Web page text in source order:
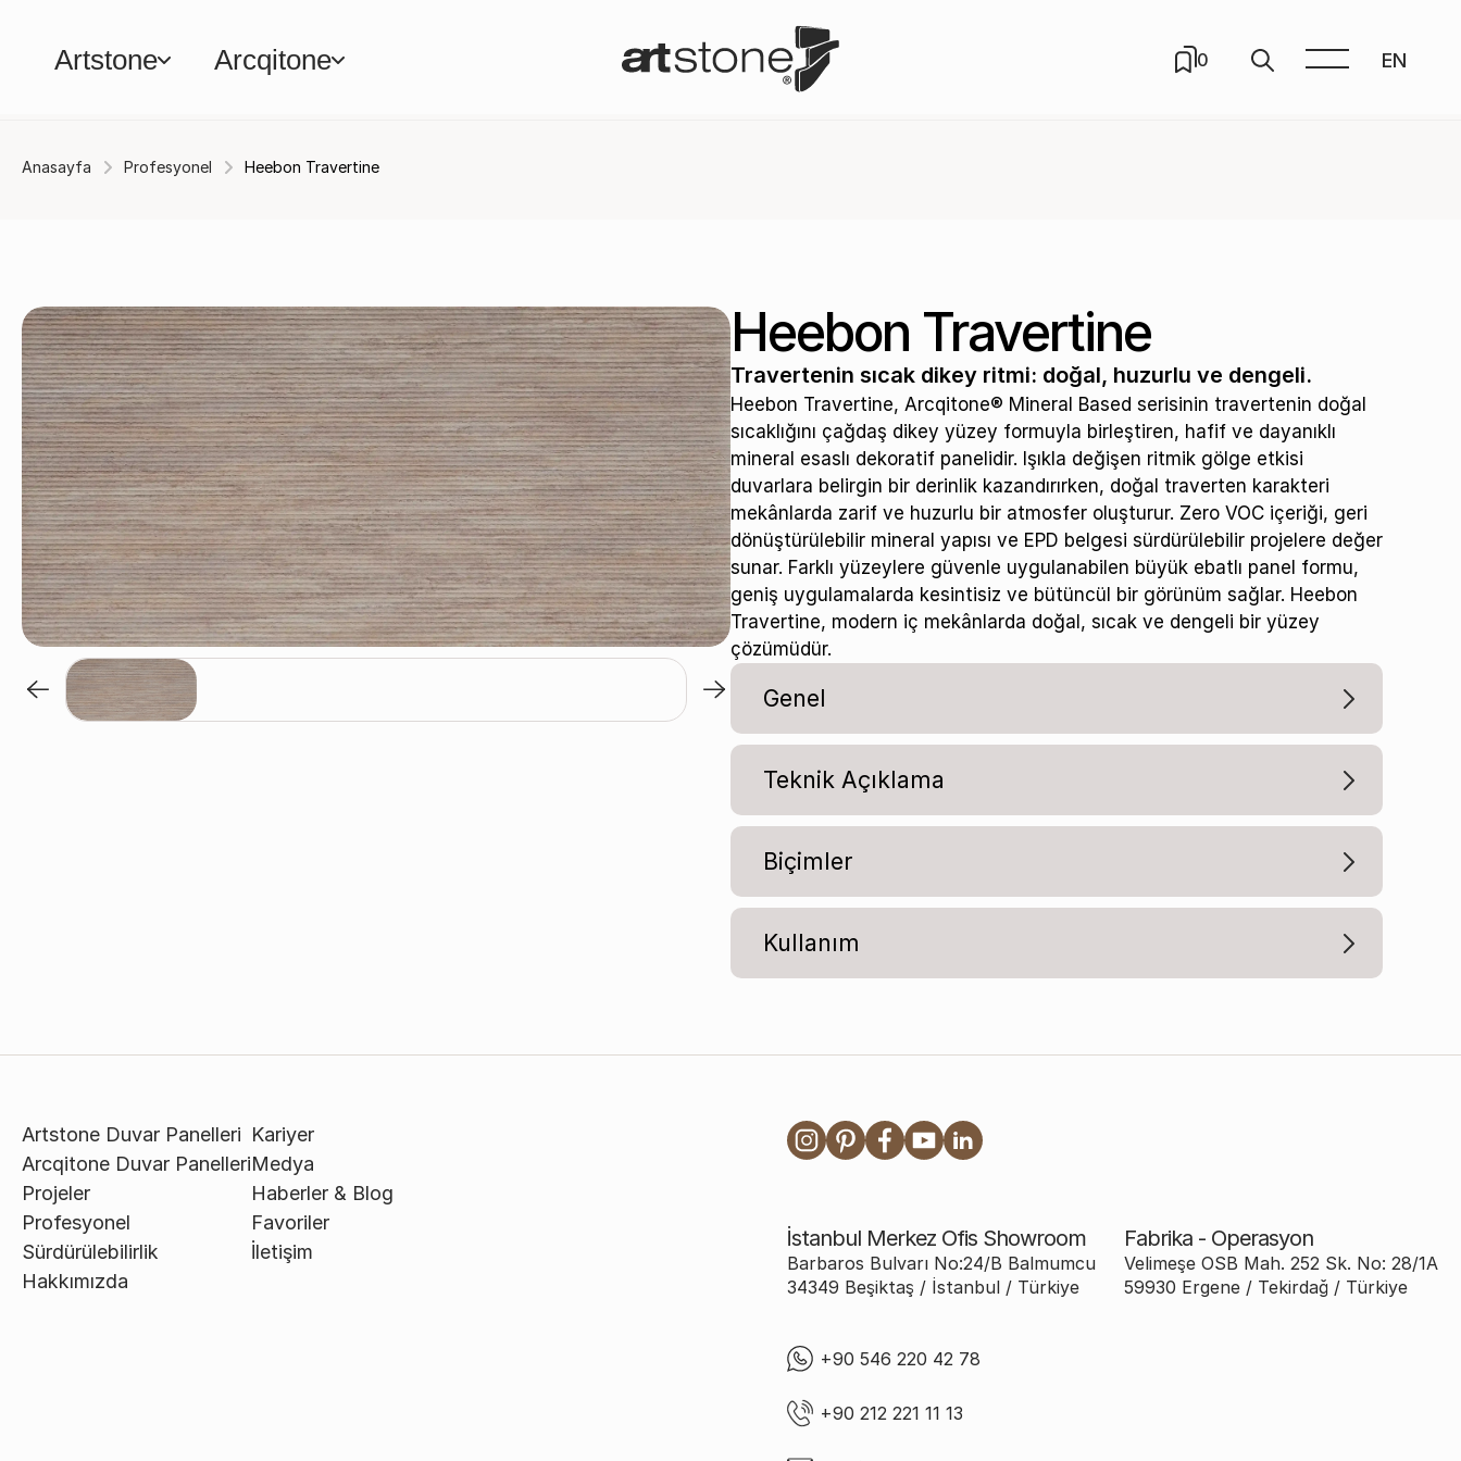
Artstone Arcqitone 0 EN
Anasayfa Profesyonel Heebon Travertine
Noce / MBT162
Persian / MBT163
Heebon Travertine
Travertenin sıcak dikey ritmi: doğal, huzurlu ve dengeli.
Heebon Travertine, Arcqitone® Mineral Based serisinin travertenin doğal
sıcaklığını çağdaş dikey yüzey formuyla birleştiren, hafif ve dayanıklı
mineral esaslı dekoratif panelidir. Işıkla değişen ritmik gölge etkisi
duvarlara belirgin bir derinlik kazandırırken, doğal traverten karakteri
mekânlarda zarif ve huzurlu bir atmosfer oluşturur. Zero VOC içeriği, geri
dönüştürülebilir mineral yapısı ve EPD belgesi sürdürülebilir projelere değer
sunar. Farklı yüzeylere güvenle uygulanabilen büyük ebatlı panel formu,
geniş uygulamalarda kesintisiz ve bütüncül bir görünüm sağlar. Heebon
Travertine, modern iç mekânlarda doğal, sıcak ve dengeli bir yüzey
çözümüdür.
Genel
Teknik Açıklama
Biçimler
Kullanım
Artstone Duvar Panelleri
Arcqitone Duvar Panelleri
Projeler
Profesyonel
Sürdürülebilirlik
Hakkımızda
Kariyer
Medya
Haberler & Blog
Favoriler
İletişim
İstanbul Merkez Ofis Showroom
Barbaros Bulvarı No:24/B Balmumcu
34349 Beşiktaş / İstanbul / Türkiye
Fabrika - Operasyon
Velimeşe OSB Mah. 252 Sk. No: 28/1A
59930 Ergene / Tekirdağ / Türkiye
+90 546 220 42 78
+90 212 221 11 13